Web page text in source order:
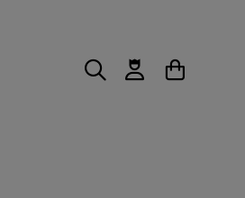
Suche Warenkorb